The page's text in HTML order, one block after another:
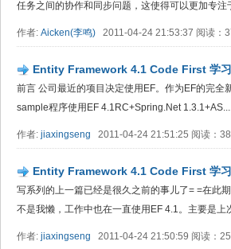
任务之间的协作和同步问题，这使得可以更加专注
作者: Aicken(李鸣) 2011-04-24 21:53:37 阅读：
Entity Framework 4.1 Code First 学习
前言 公司最近的项目决定使用EF。作为EF的完
sample程序使用EF 4.1RC+Spring.Net
作者: jiaxingseng 2011-04-24 21:51:25 阅读：
Entity Framework 4.1 Code First 学习
写系列的上一篇已经是很久之前的事儿了= =在此
不是我懒，工作中也在一直使用EF 4.1。主要是上
作者: jiaxingseng 2011-04-24 21:50:59 阅读：